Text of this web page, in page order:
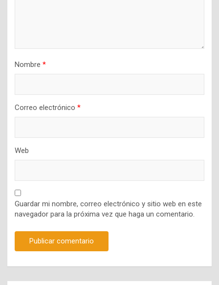
Nombre *
Correo electrónico *
Web
Guardar mi nombre, correo electrónico y sitio web en este
navegador para la próxima vez que haga un comentario.